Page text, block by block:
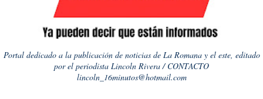
Portal dedicado a la publicación de noticias de La Romana y el este, editado
por el periodista Lincoln Rivera / CONTACTO
lincoln_16minutos@hotmail.com